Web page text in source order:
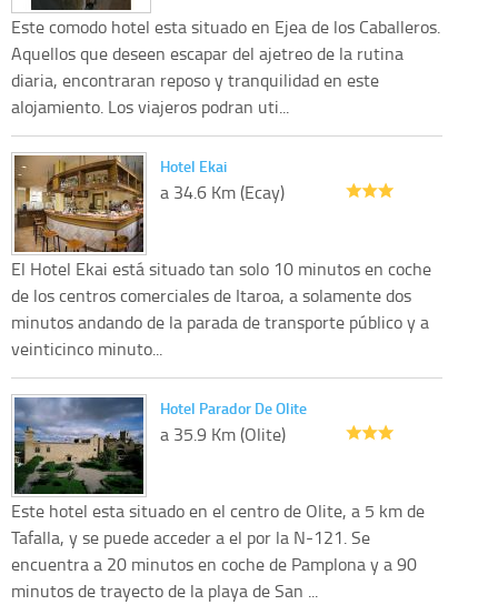
Este comodo hotel esta situado en Ejea de los Caballeros.
Aquellos que deseen escapar del ajetreo de la rutina
diaria, encontraran reposo y tranquilidad en este
alojamiento. Los viajeros podran uti...
Hotel Ekai
a 34.6 Km (Ecay)
El Hotel Ekai está situado tan solo 10 minutos en coche
de los centros comerciales de Itaroa, a solamente dos
minutos andando de la parada de transporte público y a
veinticinco minuto...
Hotel Parador De Olite
a 35.9 Km (Olite)
Este hotel esta situado en el centro de Olite, a 5 km de
Tafalla, y se puede acceder a el por la N-121. Se
encuentra a 20 minutos en coche de Pamplona y a 90
minutos de trayecto de la playa de San ...